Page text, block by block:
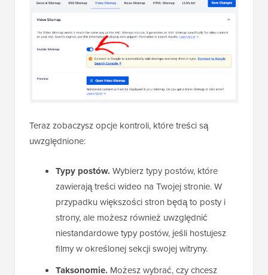
Teraz zobaczysz opcje kontroli, które treści są
uwzględnione:
Typy postów. Wybierz typy postów, które
zawierają treści wideo na Twojej stronie. W
przypadku większości stron będą to posty i
strony, ale możesz również uwzględnić
niestandardowe typy postów, jeśli hostujesz
filmy w określonej sekcji swojej witryny.
Taksonomie. Możesz wybrać, czy chcesz